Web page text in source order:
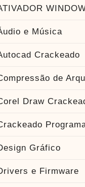
Crackeado
e Música
Crackeado
de
Draw
Gráfico
e Firmware